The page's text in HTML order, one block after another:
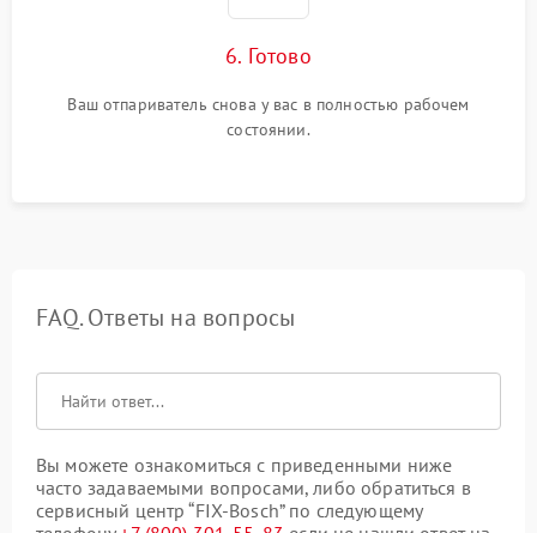
6. Готово
Ваш отпариватель снова у вас в полностью рабочем
состоянии.
FAQ. Ответы на вопросы
Вы можете ознакомиться с приведенными ниже
часто задаваемыми вопросами, либо обратиться в
сервисный центр “FIX-Bosch” по следующему